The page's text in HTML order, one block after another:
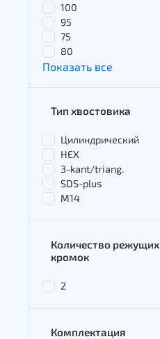
100
95
75
80
Показать все
Тип хвостовика
Цилиндрический
HEX
3-kant/triang.
SDS-plus
M14
Количество режущих
кромок
2
Комплектация